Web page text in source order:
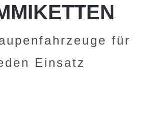
für
Einsatz